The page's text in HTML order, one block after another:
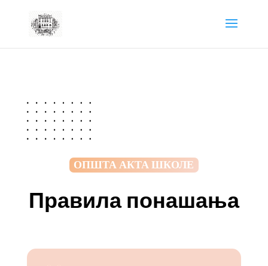
ОПШТА АКТА ШКОЛЕ
Правила понашања